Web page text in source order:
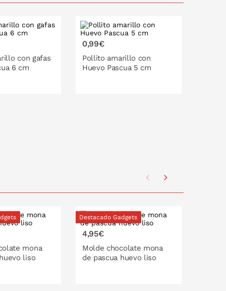
con gafas
6 cm
0,99€
Pollito amarillo con
Huevo Pascua 5 cm
mona
liso
Destacado Gadgets
4,95€
Molde chocolate mona
de pascua huevo liso